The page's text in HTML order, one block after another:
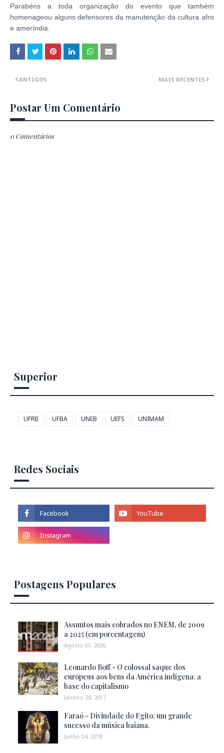
Parabéns a toda organização do evento que também
homenageou alguns defensores da manutenção da cultura afro
e ameríndia.
MAIS RECENTES
ANTIGOS
Postar Um Comentário
0 Comentários
Superior
UFRB UFBA UNEB UEFS UNIMAM
Redes Sociais
Postagens Populares
Assuntos mais cobrados no ENEM, de 2009
a 2025 (em porcentagem)
Agosto 01, 2026
Leonardo Boff - O colossal saque dos
europeus aos bens da América indígena: a
base do capitalismo
Janeiro 28, 2017
Faraó - Divindade do Egito: um grande
sucesso da música baiana.
Junho 04, 2018